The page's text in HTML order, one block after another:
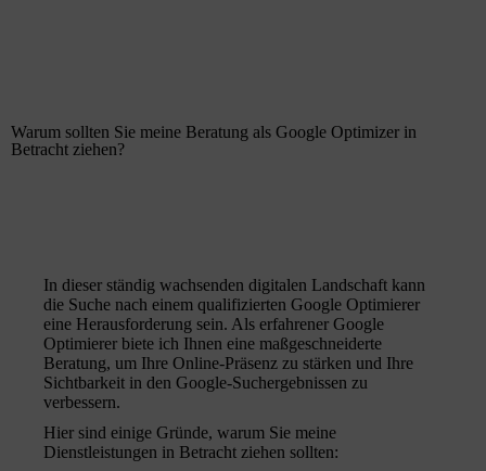
Warum sollten Sie meine Beratung als Google Optimizer in
Betracht ziehen?
In dieser ständig wachsenden digitalen Landschaft kann
die Suche nach einem qualifizierten Google Optimierer
eine Herausforderung sein. Als erfahrener Google
Optimierer biete ich Ihnen eine maßgeschneiderte
Beratung, um Ihre Online-Präsenz zu stärken und Ihre
Sichtbarkeit in den Google-Suchergebnissen zu
verbessern.
Hier sind einige Gründe, warum Sie meine
Dienstleistungen in Betracht ziehen sollten: